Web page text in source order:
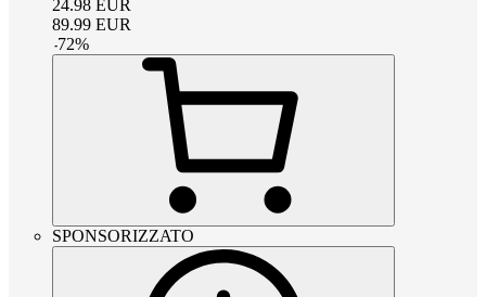
24.98 EUR
89.99 EUR
-72%
SPONSORIZZATO